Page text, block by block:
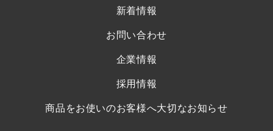
新着情報
お問い合わせ
企業情報
採用情報
商品をお使いのお客様へ大切なお知らせ